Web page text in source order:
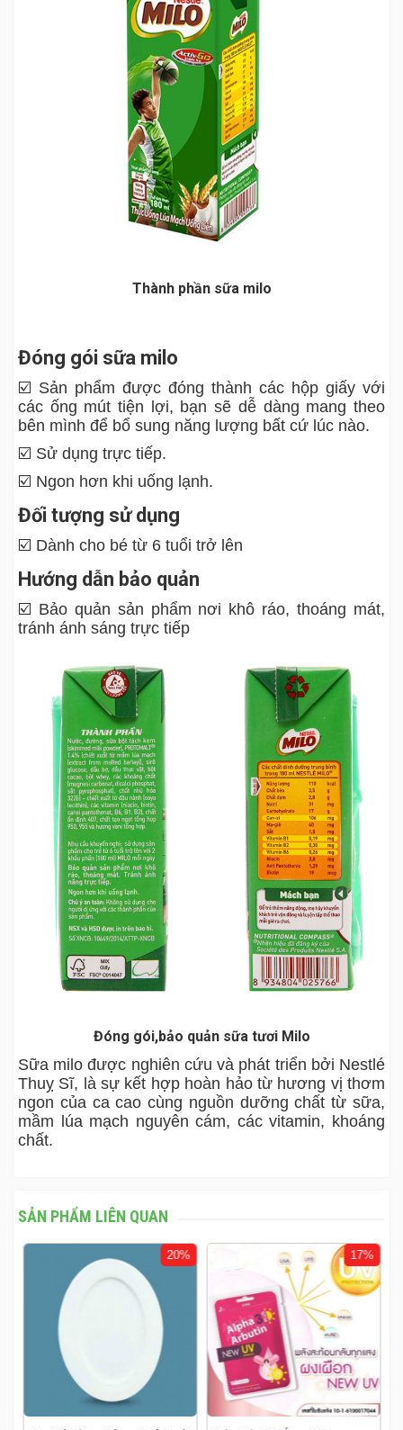
Thành phần sữa milo
Đóng gói sữa milo
☑️ Sản phẩm được đóng thành các hộp giấy với
các ống mút tiện lợi, bạn sẽ dễ dàng mang theo
bên mình để bổ sung năng lượng bất cứ lúc nào.
☑️ Sử dụng trực tiếp.
☑️ Ngon hơn khi uống lạnh.
Đối tượng sử dụng
☑️ Dành cho bé từ 6 tuổi trở lên
Hướng dẫn bảo quản
☑️ Bảo quản sản phẩm nơi khô ráo, thoáng mát,
tránh ánh sáng trực tiếp
Đóng gói,bảo quản sữa tươi Milo
Sữa milo được nghiên cứu và phát triển bởi Nestlé
Thuỵ Sĩ, là sự kết hợp hoàn hảo từ hương vị thơm
ngon của ca cao cùng nguồn dưỡng chất từ sữa,
mầm lúa mạch nguyên cám, các vitamin, khoáng
chất.
SẢN PHẨM LIÊN QUAN
20% 17%